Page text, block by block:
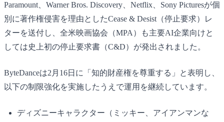
Paramount、Warner Bros. Discovery、Netflix、Sony Picturesが個
別に著作権侵害を理由としたCease & Desist（停止要求）レ
ターを送付し、全米映画協会（MPA）も主要AI企業向けと
しては史上初の停止要求書（C&D）が発出されました。
ByteDanceは2月16日に「知的財産権を尊重する」と表明し、
以下の制限強化を実施したうえで運用を継続しています。
ディズニーキャラクター（ミッキー、アイアンマンな